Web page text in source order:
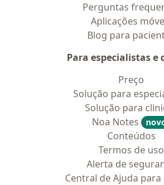
Perguntas
Aplicações
Blog para
Para especialistas e
Preço
Solução para
Solução para
Noa Notes
Conteúdos
Termos de uso
Alerta de
Central de Ajuda para